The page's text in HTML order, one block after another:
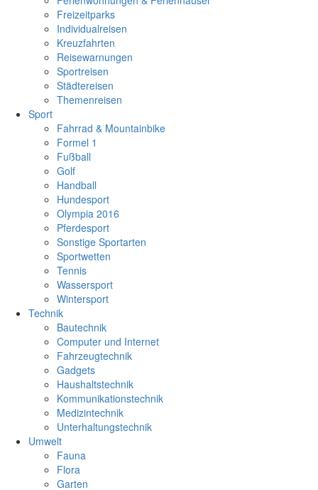
Freizeitparks
Individualreisen
Kreuzfahrten
Reisewarnungen
Sportreisen
Städtereisen
Themenreisen
Sport
Fahrrad & Mountainbike
Formel 1
Fußball
Golf
Handball
Hundesport
Olympia 2016
Pferdesport
Sonstige Sportarten
Sportwetten
Tennis
Wassersport
Wintersport
Technik
Bautechnik
Computer und Internet
Fahrzeugtechnik
Gadgets
Haushaltstechnik
Kommunikationstechnik
Medizintechnik
Unterhaltungstechnik
Umwelt
Fauna
Flora
Garten